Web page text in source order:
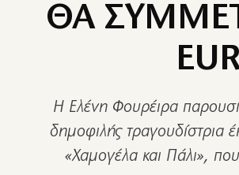
ΘΑ
Η Ελένη Φουρέιρα
δημοφιλής τραγουδίστρια
«Χαμογέλα και Πάλι»,